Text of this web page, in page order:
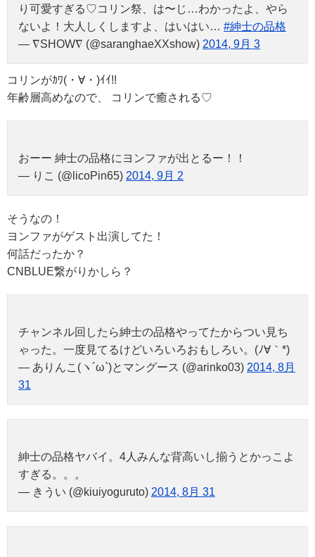
り可愛すぎる♡コリン祭、は〜じ…わかったよ、やら
ないよ！大人しくしますよ、はいはい… #紳士の品格
— ∇SHOW∇ (@saranghaeXXshow) 2014, 9月 3
コリンがｶﾜ(・∀・)ｲｲ!!
年齢層高めなので、 コリンで癒される♡
おーー 紳士の品格にヨンファが出とるー！！
— りこ (@licoPin65) 2014, 9月 2
そうなの！
ヨンファがゲスト出演してた！
何話だったか？
CNBLUE繋がりかしら？
チャンネル回したら紳士の品格やってたからつい見ち
ゃった。一度見てるけどいろいろおもしろい。(ﾉ∀｀*)
— ありんこ(ヽ´ω`)とマングース (@arinko03) 2014, 8月
31
紳士の品格ヤバイ。4人みんな背高いし揃うとかっこよ
すぎる。。。
— きうい (@kiuiyoguruto) 2014, 8月 31